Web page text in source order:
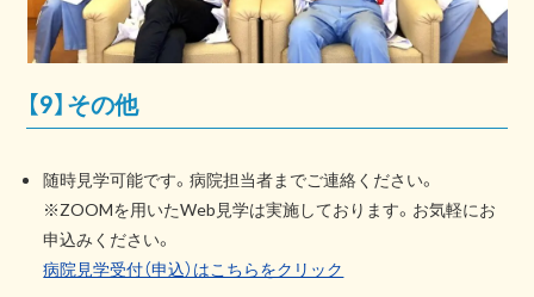
【9】その他
随時見学可能です。病院担当者までご連絡ください。
※ZOOMを用いたWeb見学は実施しております。お気軽にお
申込みください。
病院見学受付（申込）はこちらをクリック